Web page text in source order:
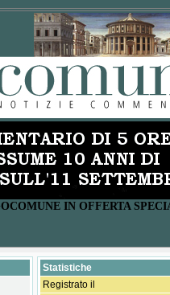
IN OFFERTA
Statistiche
Registrato il